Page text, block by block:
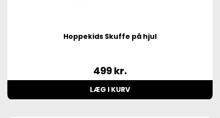
Hoppekids Skuffe på hjul
499kr.
LÆG I KURV